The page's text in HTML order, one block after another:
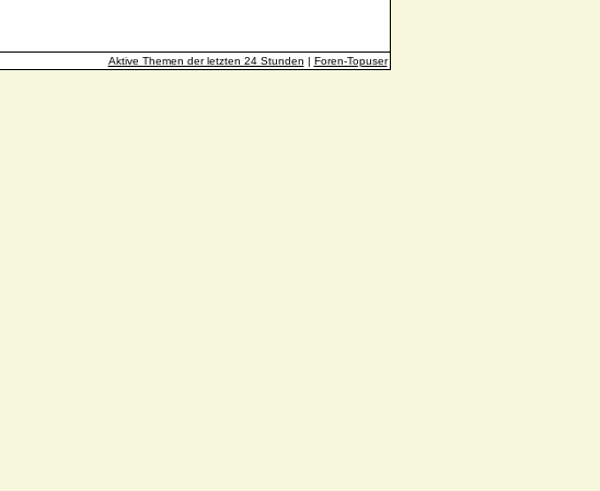
Aktive Themen der letzten 24 Stunden | Foren-Topuser